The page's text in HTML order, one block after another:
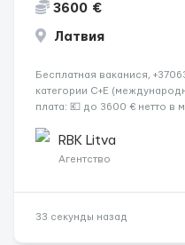
3600 €
Латвия
Бесплатная ваканися,
категории C+E
плата: 💶 до 3600 € нетто в
среднем 400–500 км в день.
RBK Litva
Агентство
33 секунды назад